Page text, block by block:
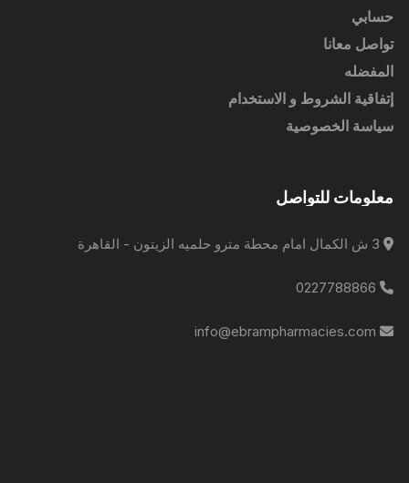
حسابي
تواصل معانا
المفضله
إتفاقية الشروط و الاستخدام
سياسة الخصوصية
معلومات للتواصل